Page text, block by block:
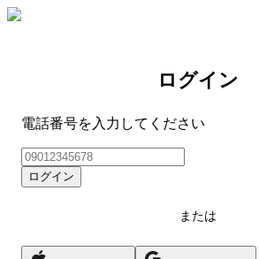
ログイン
電話番号を入力してください
ログイン
または